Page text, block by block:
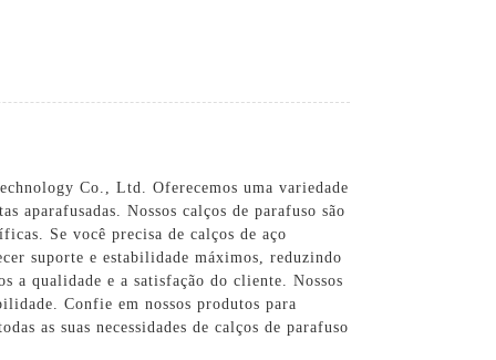
Co., Ltd. Oferecemos uma variedade
aparafusadas. Nossos calços de parafuso são
Se você precisa de calços de aço
suporte e estabilidade máximos, reduzindo
qualidade e a satisfação do cliente. Nossos
Confie em nossos produtos para
as suas necessidades de calços de parafuso